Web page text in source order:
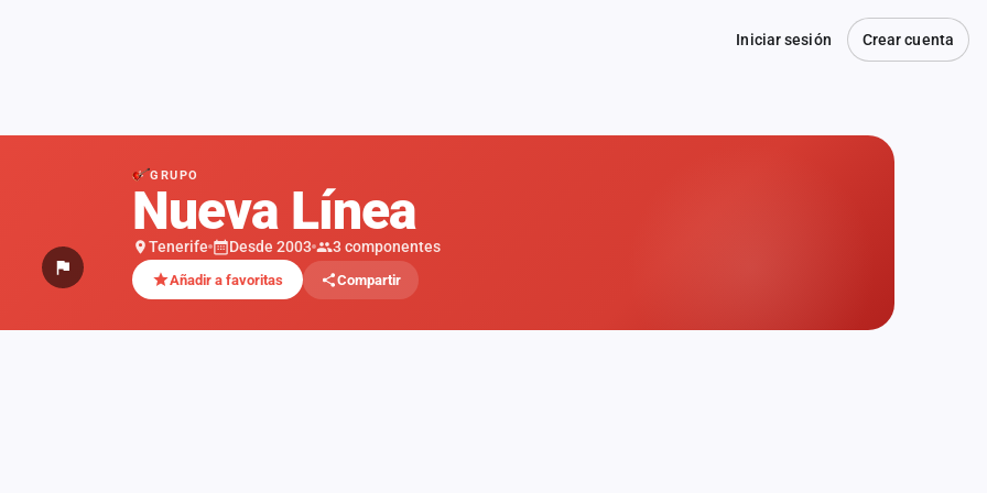
Iniciar sesión Crear cuenta
GRUPO
Nueva Línea
Tenerife Desde 2003 3 componentes
Añadir a favoritas Compartir